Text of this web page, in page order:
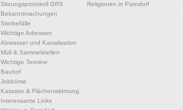
Sitzungsprotokoll GRS
Bekanntmachungen
Sterbefälle
Wichtige Adressen
Abwasser und Kanalisation
Müll & Sammelstellen
Wichtige Termine
Bauhof
Jobbörse
Kataster & Flächenwidmung
Interessante Links
Religionen in Parndorf